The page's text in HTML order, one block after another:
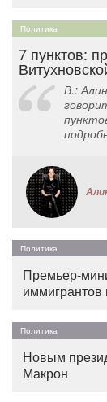
Политика
7 пунктов:
В.:
Политика
Премьер-
иммигрантов
Политика
Новым
Макрон